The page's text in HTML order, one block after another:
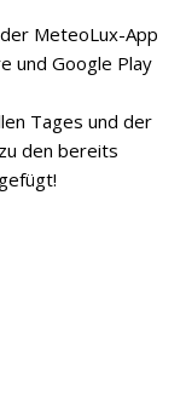
MeteoLux-App
und Google Play
Tages und der
den bereits